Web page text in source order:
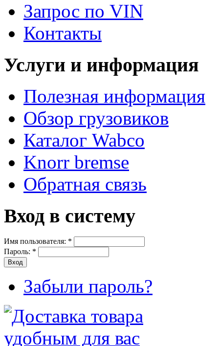
Запрос по VIN
Контакты
Услуги и информация
Полезная информация
Обзор грузовиков
Каталог Wabco
Knorr bremse
Обратная связь
Вход в систему
Имя пользователя: *
Пароль: *
Забыли пароль?